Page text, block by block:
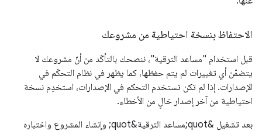
الاحتفاظ بنسخة احتياطية من مشروعك
قبل استخدام "مساعد الترقية"، ننصحك بالتأكّد من أنّ مشروعك لا
يتضمّن أي تغييرات لم يتم حفظها، كما يظهر في نظام التحكّم في
الإصدارات. إذا لم تكن تستخدم التحكم في الإصدارات، استخدِم نسخة
احتياطية من آخر إصدار خالٍ من الأخطاء.
بعد تشغيل &quot;مساعد الترقية&quot; وإنشاء المشروع واختباره